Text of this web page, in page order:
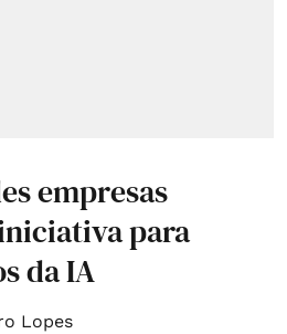
empresas
para
da IA
Lopes